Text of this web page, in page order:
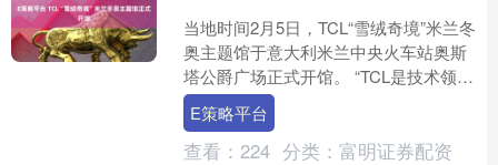
当地时间2月5日，TCL“雪绒奇境”米兰冬
奥主题馆于意大利米兰中央火车站奥斯
塔公爵广场正式开馆。 “TCL是技术领域
的领军者，但其成功并不仅仅归功于技
术。TCL....
E策略平台
查看： 224 分类： 富明证券配资